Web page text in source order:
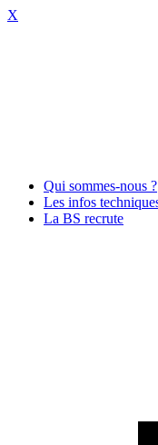
X
Qui sommes-nous ?
Les infos
La BS recrute